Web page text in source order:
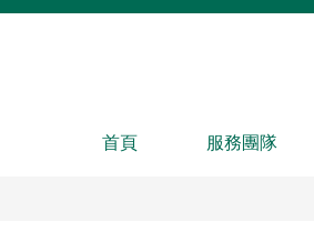
首頁 服務團隊